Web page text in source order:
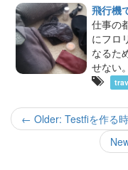
飛行機
仕事の
にフロ
なるた
せない
← Older: Testfiを作る